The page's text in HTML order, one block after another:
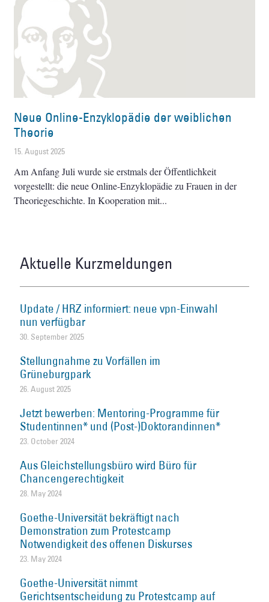
Neue Online-Enzyklopädie der weiblichen
Theorie
15. August 2025
Am Anfang Juli wurde sie erstmals der Öffentlichkeit
vorgestellt: die neue Online-Enzyklopädie zu Frauen in der
Theoriegeschichte. In Kooperation mit
Aktuelle Kurzmeldungen
Update / HRZ informiert: neue vpn-Einwahl
nun verfügbar
30. September 2025
Stellungnahme zu Vorfällen im
Grüneburgpark
26. August 2025
Jetzt bewerben: Mentoring-Programme für
Studentinnen* und (Post-)Doktorandinnen*
23. October 2024
Aus Gleichstellungsbüro wird Büro für
Chancengerechtigkeit
28. May 2024
Goethe-Universität bekräftigt nach
Demonstration zum Protestcamp
Notwendigkeit des offenen Diskurses
23. May 2024
Goethe-Universität nimmt
Gerichtsentscheidung zu Protestcamp auf